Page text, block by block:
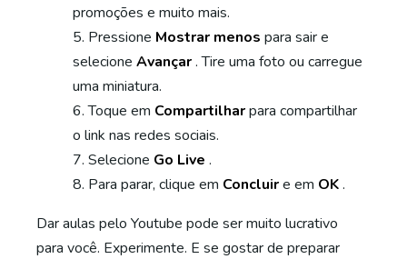
promoções e muito mais.
Pressione Mostrar menos para sair e
selecione Avançar. Tire uma foto ou carregue
uma miniatura.
Toque em Compartilharpara compartilhar
o link nas redes sociais.
Selecione Go Live .
Para parar, clique em Concluire em OK.
Dar aulas pelo Youtube pode ser muito lucrativo
para você. Experimente. E se gostar de preparar